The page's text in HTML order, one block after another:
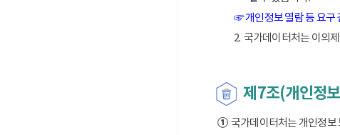
☞ 개인정보 열람 등 요구
2. 국가데이터처는 이의
제7조(개인정
①국가데이터처는 개인정보